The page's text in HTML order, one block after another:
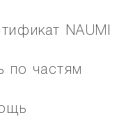
NAUMI
по частям